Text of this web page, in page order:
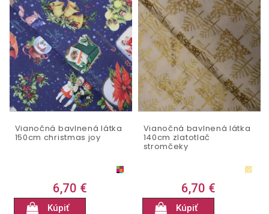
Vianočná bavlnená látka
150cm christmas joy
6,70 €
Kúpiť
Vianočná bavlnená látka
140cm zlatotlač
stromčeky
6,70 €
Kúpiť